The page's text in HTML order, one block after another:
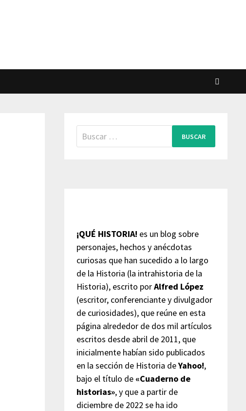
Buscar:
¡QUÉ HISTORIA! es un blog sobre
personajes, hechos y anécdotas
curiosas que han sucedido a lo largo
de la Historia (la intrahistoria de la
Historia), escrito porAlfred López
(escritor, conferenciante y divulgador
de curiosidades), que reúne en esta
página alrededor de dos mil artículos
escritos desde abril de 2011, que
inicialmente habían sido publicados
en la sección de Historia deYahoo!,
bajo el título de «Cuaderno de
historias», y que a partir de
diciembre de 2022 se ha ido